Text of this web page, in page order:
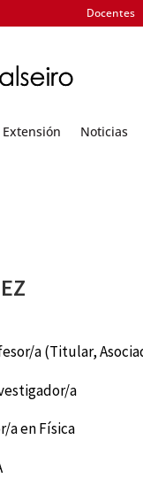
Docentes
Extensión Noticias
a (Titular,
a
a en Física